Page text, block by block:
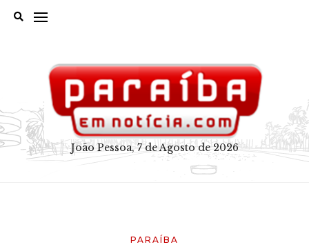
João Pessoa, 7 de Agosto de 2026
PARAÍBA